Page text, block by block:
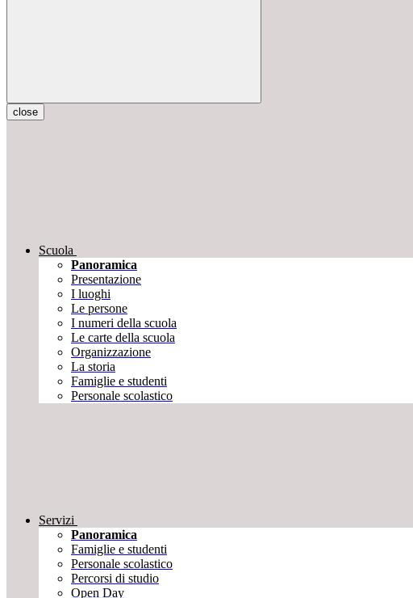
close
Scuola
Panoramica
Presentazione
I luoghi
Le persone
I numeri della scuola
Le carte della scuola
Organizzazione
La storia
Famiglie e studenti
Personale scolastico
Servizi
Panoramica
Famiglie e studenti
Personale scolastico
Percorsi di studio
Open Day